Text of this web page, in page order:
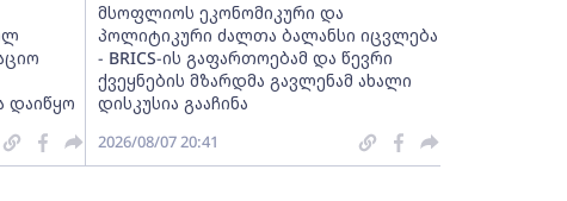
დაიწყო
მსოფლიოს ეკონომიკური და
პოლიტიკური ძალთა ბალანსი იცვლება
- BRICS-ის გაფართოებამ და წევრი
ქვეყნების მზარდმა გავლენამ ახალი
დისკუსია გააჩინა
2026/08/07 20:41